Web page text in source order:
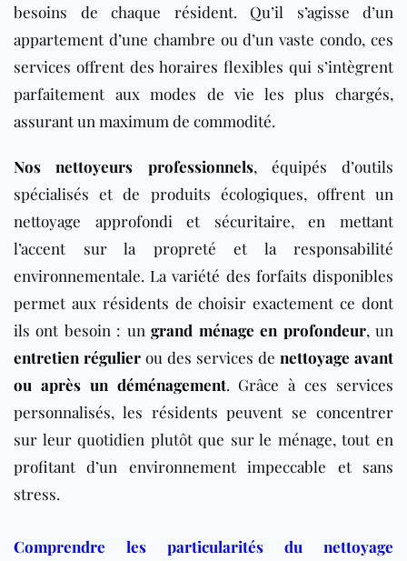
besoins de chaque résident. Qu’il s’agisse d’un
appartement d’une chambre ou d’un vaste condo, ces
services offrent des horaires flexibles qui s’intègrent
parfaitement aux modes de vie les plus chargés,
assurant un maximum de commodité.
Nos nettoyeurs professionnels, équipés d’outils
spécialisés et de produits écologiques, offrent un
nettoyage approfondi et sécuritaire, en mettant
l’accent sur la propreté et la responsabilité
environnementale. La variété des forfaits disponibles
permet aux résidents de choisir exactement ce dont
ils ont besoin : ungrand ménage en profondeur, un
entretien régulier ou des services de nettoyage avant
ou après un déménagement. Grâce à ces services
personnalisés, les résidents peuvent se concentrer
sur leur quotidien plutôt que sur le ménage, tout en
profitant d’un environnement impeccable et sans
stress.
Comprendre les particularités du nettoyage